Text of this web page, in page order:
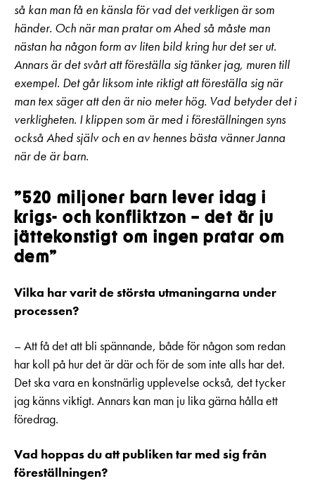
så kan man få en känsla för vad det verkligen är som
händer. Och när man pratar om Ahed så måste man
nästan ha någon form av liten bild kring hur det ser ut.
Annars är det svårt att föreställa sig tänker jag, muren till
exempel. Det går liksom inte riktigt att föreställa sig när
man tex säger att den är nio meter hög. Vad betyder det i
verkligheten. I klippen som är med i föreställningen syns
också Ahed själv och en av hennes bästa vänner Janna
när de är barn.
”520 miljoner barn lever idag i
krigs- och konfliktzon – det är ju
jättekonstigt om ingen pratar om
dem”
Vilka har varit de största utmaningarna under
processen?
– Att få det att bli spännande, både för någon som redan
har koll på hur det är där och för de som inte alls har det.
Det ska vara en konstnärlig upplevelse också, det tycker
jag känns viktigt. Annars kan man ju lika gärna hålla ett
föredrag.
Vad hoppas du att publiken tar med sig från
föreställningen?